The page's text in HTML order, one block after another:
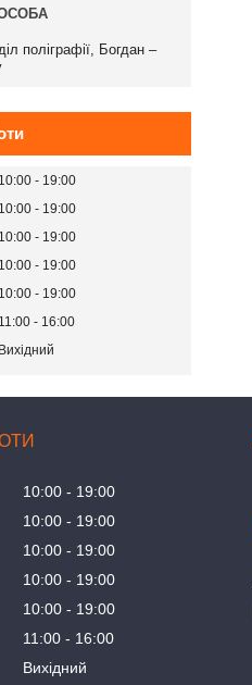
поліграфії, Богдан –
10:00
19:00
10:00
19:00
10:00
19:00
10:00
19:00
10:00
19:00
11:00
16:00
Вихідний
10:00
19:00
10:00
19:00
10:00
19:00
10:00
19:00
10:00
19:00
11:00
16:00
Вихідний